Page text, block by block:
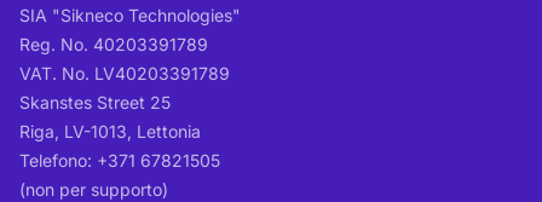
SIA "Sikneco Technologies"
Reg. No. 40203391789
VAT. No. LV40203391789
Skanstes Street 25
Riga, LV-1013, Lettonia
Telefono: +371 67821505
(non per supporto)